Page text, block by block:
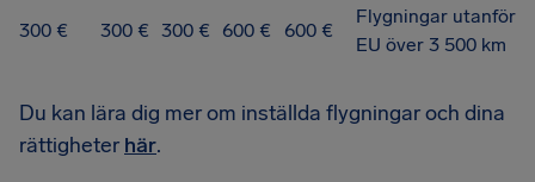
300 €
300 € 300 € 600 € 600 €
Flygningar utanför
EU över 3 500 km
Du kan lära dig mer om inställda flygningar och dina
rättigheter här.